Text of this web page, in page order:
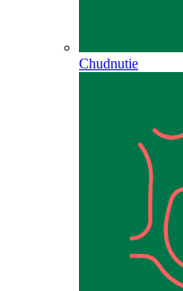
Chudnutie